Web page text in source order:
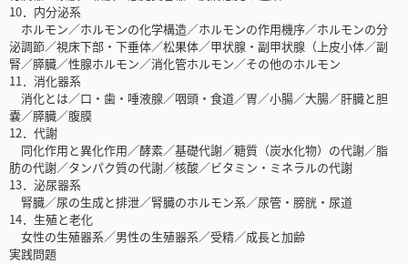
10．内分泌系
ホルモン／ホルモンの化学構造／ホルモンの作用機序／ホルモンの分
泌調節／視床下部・下垂体／松果体／甲状腺・副甲状腺（上皮小体／副
腎／膵臓／性腺ホルモン／消化管ホルモン／その他のホルモン
11．消化器系
消化とは／口・歯・唾液腺／咽頭・食道／胃／小腸／大腸／肝臓と胆
嚢／膵臓／腹膜
12．代謝
同化作用と異化作用／酵素／基礎代謝／糖質（炭水化物）の代謝／脂
肪の代謝／タンパク質の代謝／核酸／ビタミン・ミネラルの代謝
13．泌尿器系
腎臓／尿の生成と排泄／腎臓のホルモン系／尿管・膀胱・尿道
14．生殖と老化
女性の生殖器系／男性の生殖器系／受精／成長と加齢
実践問題